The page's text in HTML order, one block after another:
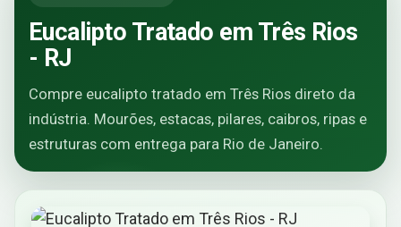
Eucalipto Tratado em Três Rios
- RJ
Compre eucalipto tratado em Três Rios direto da
indústria. Mourões, estacas, pilares, caibros, ripas e
estruturas com entrega para Rio de Janeiro.